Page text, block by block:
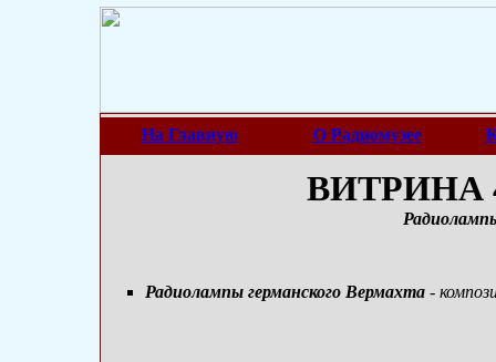
На Главную О Радиомузее
ВИТРИНА
Радиолампы германского Вермахта -